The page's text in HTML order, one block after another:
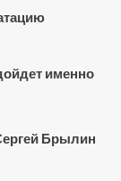
именно
Брылин